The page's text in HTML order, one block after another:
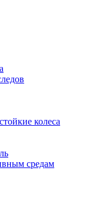
колеса
средам